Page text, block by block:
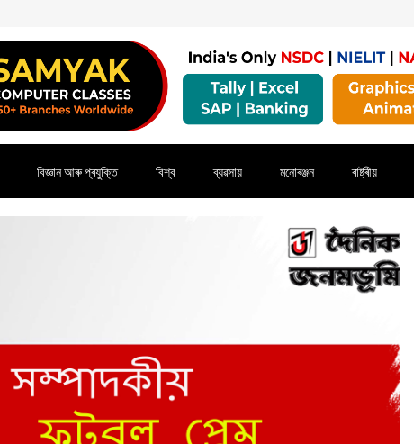
বিজ্ঞান আৰু প্ৰযুক্তি বিশ্ব ব্যৱসায় মনোৰঞ্জন ৰাষ্ট্ৰীয়